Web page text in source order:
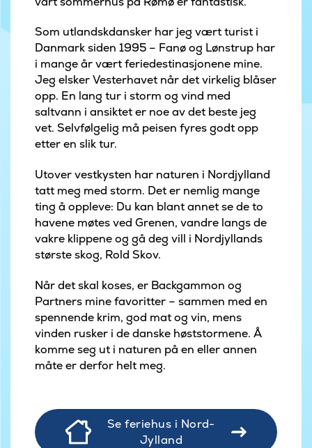
Som utlandskdansker har jeg vært turist i
Danmark siden 1995 – Fanø og Lønstrup har
i mange år vært feriedestinasjonene mine.
Jeg elsker Vesterhavet når det virkelig blåser
opp. En lang tur i storm og vind med
saltvann i ansiktet er noe av det beste jeg
vet. Selvfølgelig må peisen fyres godt opp
etter en slik tur.
Utover vestkysten har naturen i Nordjylland
tatt meg med storm. Det er nemlig mange
ting å oppleve: Du kan blant annet se de to
havene møtes ved Grenen, vandre langs de
vakre klippene og gå deg vill i Nordjyllands
største skog, Rold Skov.
Når det skal koses, er Backgammon og
Partners mine favoritter – sammen med en
spennende krim, god mat og vin, mens
vinden rusker i de danske høststormene. Å
komme seg ut i naturen på en eller annen
måte er derfor helt meg.
Se feriehus i Nord-
Jylland